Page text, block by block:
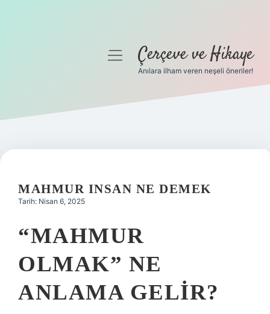
Gizlilik Politikası
Yasal Uyarı
menüyüÇerçeve ve Hikaye
Anılara ilham veren neşeli öneriler!
MAHMUR INSAN NE DEMEK
Tarih: Nisan 6, 2025
“MAHMUR
OLMAK” NE
ANLAMA GELIR?